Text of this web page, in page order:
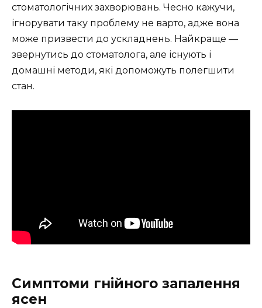
стоматологічних захворювань. Чесно кажучи,
ігнорувати таку проблему не варто, адже вона
може призвести до ускладнень. Найкраще —
звернутись до стоматолога, але існують і
домашні методи, які допоможуть полегшити
стан.
Симптоми гнійного запалення
ясен